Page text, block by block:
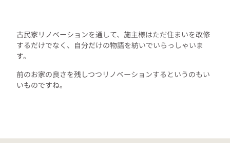
古民家リノベーションを通して、施主様はただ住まいを改修
するだけでなく、自分だけの物語を紡いでいらっしゃいま
す。
前のお家の良さを残しつつリノベーションするというのもい
いものですね。